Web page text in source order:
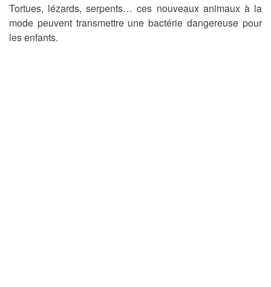
Tortues, lézards, serpents… ces nouveaux animaux à la
mode peuvent transmettre une bactérie dangereuse pour
les enfants.